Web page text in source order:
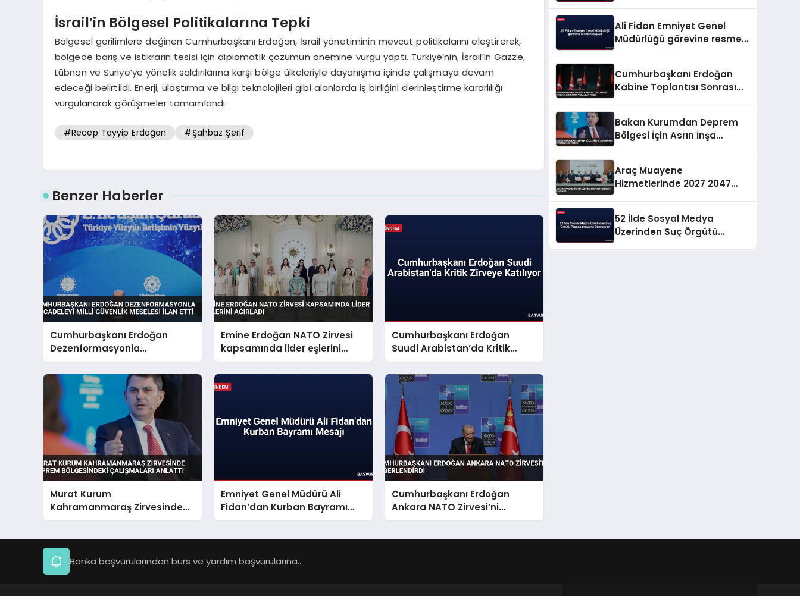
İsrail’in Bölgesel Politikalarına Tepki
Bölgesel gerilimlere değinen Cumhurbaşkanı Erdoğan, İsrail yönetiminin mevcut politikalarını eleştirerek,
bölgede barış ve istikrarın tesisi için diplomatik çözümün önemine vurgu yaptı. Türkiye’nin, İsrail’in Gazze,
Lübnan ve Suriye’ye yönelik saldırılarına karşı bölge ülkeleriyle dayanışma içinde çalışmaya devam
edeceği belirtildi. Enerji, ulaştırma ve bilgi teknolojileri gibi alanlarda iş birliğini derinleştirme kararlılığı
vurgulanarak görüşmeler tamamlandı.
#Recep Tayyip Erdoğan #Şahbaz Şerif
Benzer Haberler
Cumhurbaşkanı Erdoğan
Dezenformasyonla
Mücadeleyi Millî Güvenlik
Meselesi İlan Etti
Emine Erdoğan NATO Zirvesi
kapsamında lider eşlerini
ağırladı
Cumhurbaşkanı Erdoğan
Suudi Arabistan’da Kritik
Zirveye Katılıyor
Murat Kurum
Kahramanmaraş Zirvesinde
Deprem Bölgesindeki
Emniyet Genel Müdürü Ali
Fidan’dan Kurban Bayramı
Mesajı
Cumhurbaşkanı Erdoğan
Ankara NATO Zirvesi’ni
Değerlendirdi
Ali Fidan Emniyet Genel
Müdürlüğü görevine resmen
Cumhurbaşkanı Erdoğan
Kabine Toplantısı Sonrası
Bakan Kurumdan Deprem
Bölgesi İçin Asrın İnşa
Araç Muayene
Hizmetlerinde 2027 2047
52 İlde Sosyal Medya
Üzerinden Suç Örgütü
Banka başvurularından burs ve yardım başvurularına...